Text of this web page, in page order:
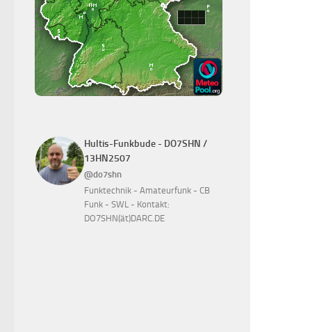
Hultis-Funkbude - DO7SHN /
13HN2507
@do7shn
Funktechnik - Amateurfunk - CB
Funk - SWL - Kontakt:
DO7SHN(ät)DARC.DE